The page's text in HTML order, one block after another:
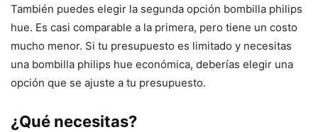
También puedes elegir la segunda opción bombilla philips
hue. Es casi comparable a la primera, pero tiene un costo
mucho menor. Si tu presupuesto es limitado y necesitas
una bombilla philips hue económica, deberías elegir una
opción que se ajuste a tu presupuesto.
¿Qué necesitas?